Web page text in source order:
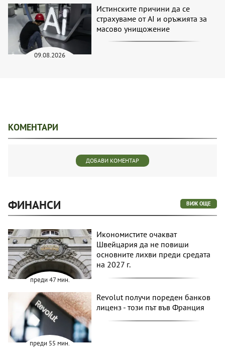
09.08.2026
Истинските причини да се
страхуваме от AI и оръжията за
масово унищожение
КОМЕНТАРИ
ДОБАВИ КОМЕНТАР
ФИНАНСИ ВИЖ ОЩЕ
преди 47 мин.
Икономистите очакват
Швейцария да не повиши
основните лихви преди средата
на 2027 г.
преди 55 мин.
Revolut получи пореден банков
лиценз - този път във Франция